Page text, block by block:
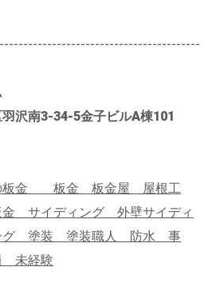
沢南3-34-5金子ビルA棟101
板金 板金 板金屋 屋根工
サイディング 外壁サイディ
グ 塗装 塗装職人 防水 事
未経験